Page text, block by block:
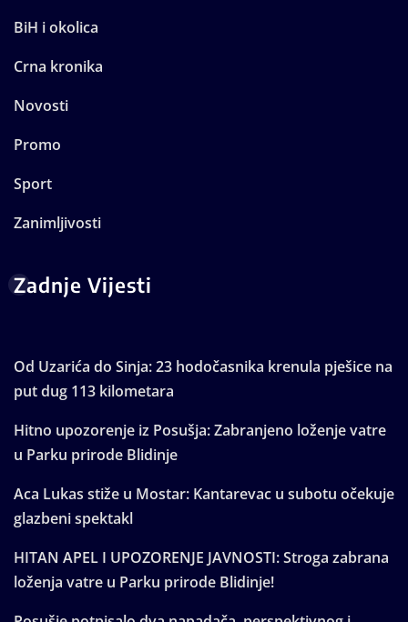
BiH i okolica
Crna kronika
Novosti
Promo
Sport
Zanimljivosti
Zadnje Vijesti
Od Uzarića do Sinja: 23 hodočasnika krenula pješice na
put dug 113 kilometara
Hitno upozorenje iz Posušja: Zabranjeno loženje vatre
u Parku prirode Blidinje
Aca Lukas stiže u Mostar: Kantarevac u subotu očekuje
glazbeni spektakl
HITAN APEL I UPOZORENJE JAVNOSTI: Stroga zabrana
loženja vatre u Parku prirode Blidinje!